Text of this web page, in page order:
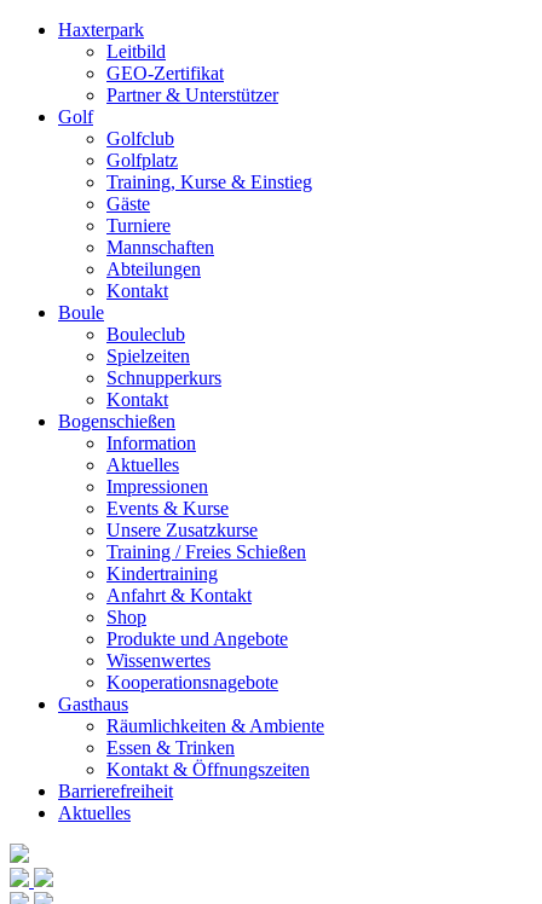
Haxterpark
Leitbild
GEO-Zertifikat
Partner & Unterstützer
Golf
Golfclub
Golfplatz
Training, Kurse & Einstieg
Gäste
Turniere
Mannschaften
Abteilungen
Kontakt
Boule
Bouleclub
Spielzeiten
Schnupperkurs
Kontakt
Bogenschießen
Information
Aktuelles
Impressionen
Events & Kurse
Unsere Zusatzkurse
Training / Freies Schießen
Kindertraining
Anfahrt & Kontakt
Shop
Produkte und Angebote
Wissenwertes
Kooperationsnagebote
Gasthaus
Räumlichkeiten & Ambiente
Essen & Trinken
Kontakt & Öffnungszeiten
Barrierefreiheit
Aktuelles